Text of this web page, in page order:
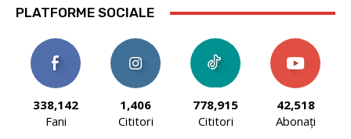
PLATFORME SOCIALE
338,142
Fani
1,406
Cititori
778,915
Cititori
42,518
Abonați